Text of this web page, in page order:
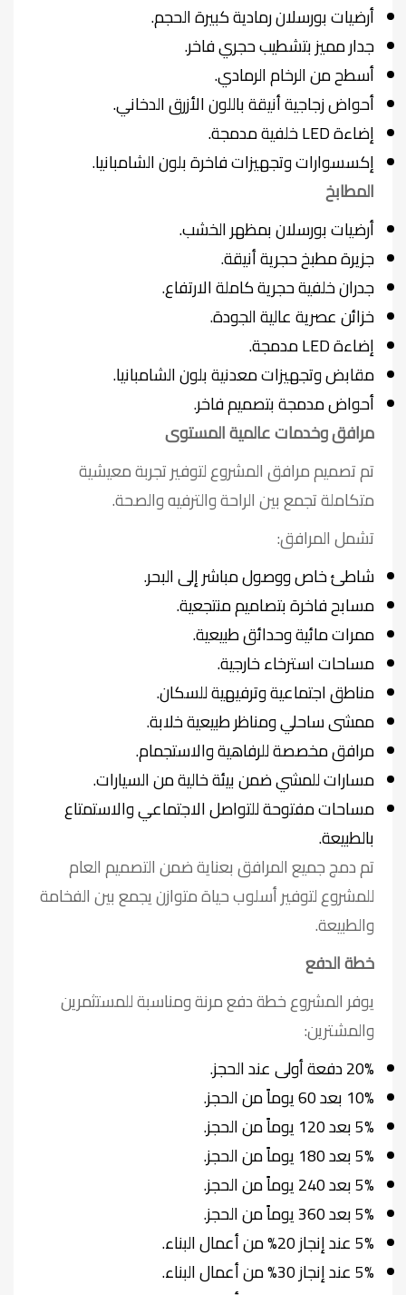
أرضيات بورسلان رمادية كبيرة الحجم.
جدار مميز بتشطيب حجري فاخر.
أسطح من الرخام الرمادي.
أحواض زجاجية أنيقة باللون الأزرق الدخاني.
إضاءة LED خلفية مدمجة.
إكسسوارات وتجهيزات فاخرة بلون الشامبانيا.
المطابخ
أرضيات بورسلان بمظهر الخشب.
جزيرة مطبخ حجرية أنيقة.
جدران خلفية حجرية كاملة الارتفاع.
خزائن عصرية عالية الجودة.
إضاءة LED مدمجة.
مقابض وتجهيزات معدنية بلون الشامبانيا.
أحواض مدمجة بتصميم فاخر.
مرافق وخدمات عالمية المستوى
تم تصميم مرافق المشروع لتوفير تجربة معيشية
متكاملة تجمع بين الراحة والترفيه والصحة.
تشمل المرافق:
شاطئ خاص ووصول مباشر إلى البحر.
مسابح فاخرة بتصاميم منتجعية.
ممرات مائية وحدائق طبيعية.
مساحات استرخاء خارجية.
مناطق اجتماعية وترفيهية للسكان.
ممشى ساحلي ومناظر طبيعية خلابة.
مرافق مخصصة للرفاهية والاستجمام.
مسارات للمشي ضمن بيئة خالية من السيارات.
مساحات مفتوحة للتواصل الاجتماعي والاستمتاع
بالطبيعة.
تم دمج جميع المرافق بعناية ضمن التصميم العام
للمشروع لتوفير أسلوب حياة متوازن يجمع بين الفخامة
والطبيعة.
خطة الدفع
يوفر المشروع خطة دفع مرنة ومناسبة للمستثمرين
والمشترين:
20% دفعة أولى عند الحجز.
10% بعد 60 يوماً من الحجز.
5% بعد 120 يوماً من الحجز.
5% بعد 180 يوماً من الحجز.
5% بعد 240 يوماً من الحجز.
5% بعد 360 يوماً من الحجز.
5% عند إنجاز 20% من أعمال البناء.
5% عند إنجاز 30% من أعمال البناء.